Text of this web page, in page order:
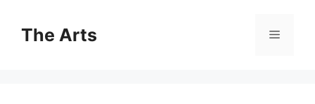
contentThe Arts Menu